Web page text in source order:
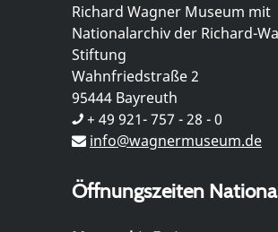
Richard Wagner Museum mit
Nationalarchiv der Richard-
Stiftung
Wahnfriedstraße 2
95444 Bayreuth
+ 49 921- 757 - 28 - 0
info@wagnermuseum.de
Öffnungszeiten